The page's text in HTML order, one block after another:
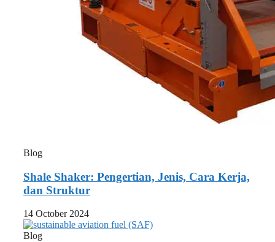
Blog
Shale Shaker: Pengertian, Jenis, Cara Kerja,
dan Struktur
14 October 2024
Blog